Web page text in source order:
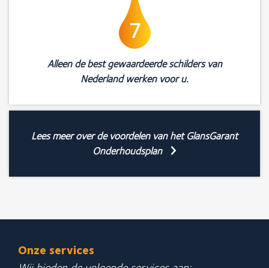
7
Alleen de best gewaardeerde schilders van
Nederland werken voor u.
Lees meer over de voordelen van het GlansGarant
Onderhoudsplan
Onze services